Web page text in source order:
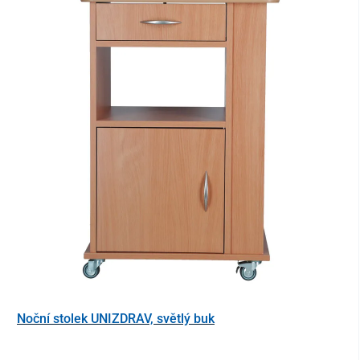
Noční stolek UNIZDRAV, světlý buk